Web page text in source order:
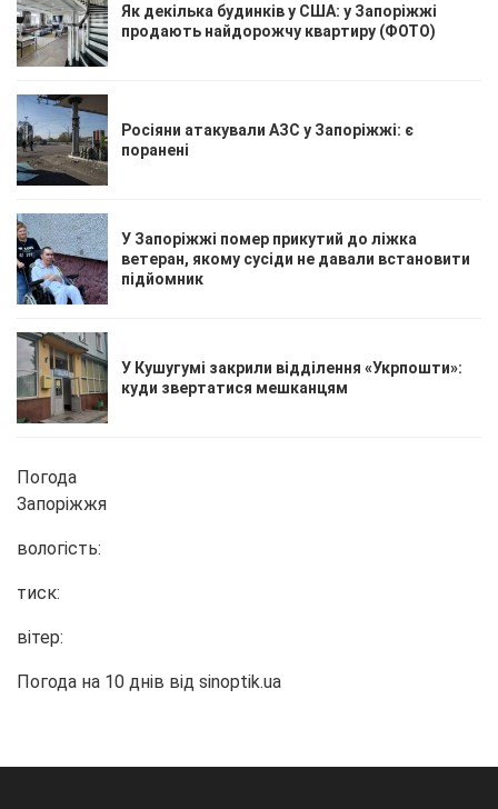
Як декілька будинків у США: у Запоріжжі
продають найдорожчу квартиру (ФОТО)
Росіяни атакували АЗС у Запоріжжі: є
поранені
У Запоріжжі помер прикутий до ліжка
ветеран, якому сусіди не давали встановити
підйомник
У Кушугумі закрили відділення «Укрпошти»:
куди звертатися мешканцям
Погода
Запоріжжя
вологість:
тиск:
вітер:
Погода на 10 днів від sinoptik.ua